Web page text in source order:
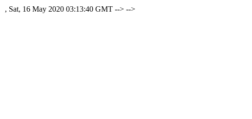
, Sat, 16 May 2020 03:13:40 GMT --> -->